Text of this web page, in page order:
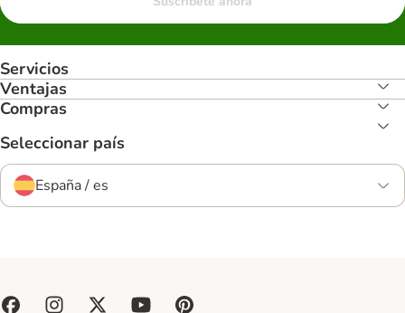
Servicios
Ventajas
Compras
Seleccionar país
España / es